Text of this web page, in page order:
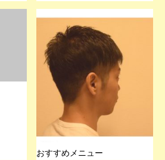
おすすめメニュー